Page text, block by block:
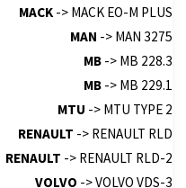
MACK-> MACK EO-M PLUS
MAN -> MAN 3275
MB-> MB 228.3
MB-> MB 229.1
MTU -> MTU TYPE 2
RENAULT -> RENAULT RLD
RENAULT -> RENAULT RLD-2
VOLVO -> VOLVO VDS-3